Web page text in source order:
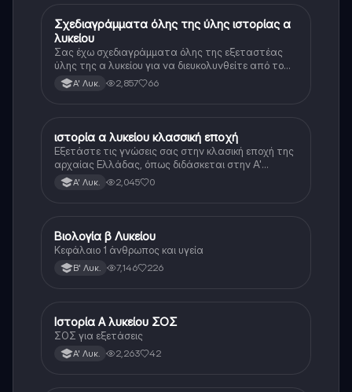
Ιστορία
Σχεδιαγράμματα όλης της ύλης ιστορίας α
λυκείου
Σας έχω σχεδιαγράμματα όλης της εξεταστέας
ύλης της α λυκείου για να διευκολυνθείτε από το
τεράστιο βάρος του βιβλίου
Α' Λυκ. 2,857 66
Ιστορία
ιστορία α λυκείου κλασσική εποχή
Εξετάστε τις γνώσεις σας στην κλασική εποχή της
αρχαίας Ελλάδας, όπως διδάσκεται στην Α'
Λυκείου.Α' Λυκ. 2,045 0
Βιολογία
Βιολογία β Λυκείου
Κεφάλαιο 1 άνθρωπος και υγεία
Β' Λυκ. 7,146 226
Ιστορία
Ιστορία Α λυκείου ΣΟΣ
ΣΟΣ για εξετάσεις
Α' Λυκ. 2,263 42